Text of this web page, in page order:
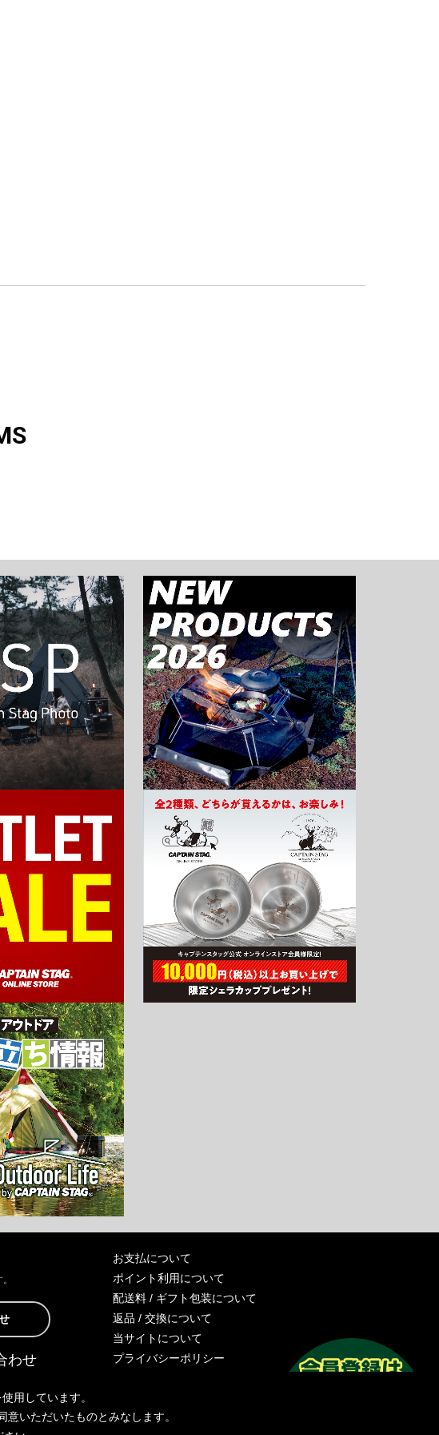
わせ
お支払について
ポイント利用について
配送料 / ギフト包装について
返品 / 交換について
当サイトについて
プライバシーポリシー
お問い合わせ
用しています。
いただいたものとみなします。